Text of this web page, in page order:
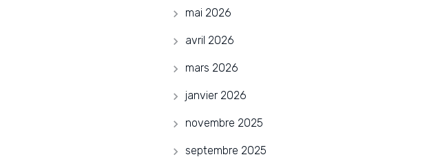
mai 2026
avril 2026
mars 2026
janvier 2026
novembre 2025
septembre 2025